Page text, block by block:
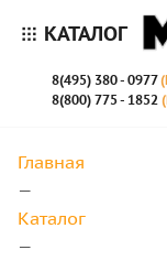
КАТАЛОГ
8(495) 380 - 0977
8(800) 775 - 1852
Главная
—
Каталог
—